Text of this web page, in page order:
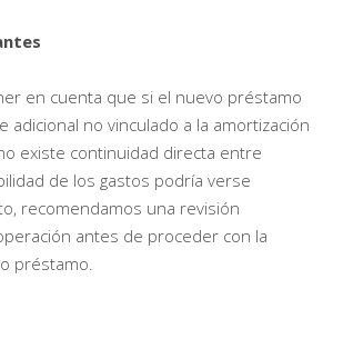
en cuenta que si el nuevo préstamo
adicional no vinculado a la amortización
existe continuidad directa entre
de los gastos podría verse
recomendamos una revisión
antes de proceder con la
préstamo.